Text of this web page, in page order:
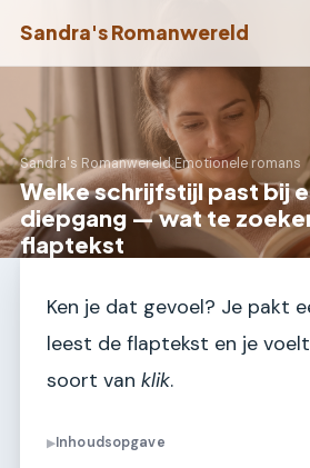
Sandra's Romanwereld
Sandra's Romanwereld›Emotionele romans
Welke schrijfstijl past bij
diepgang — wat te
flaptekst
Ken je dat gevoel? Je pakt
leest de flaptekst en je
soort van klik.
▶Inhoudsopgave